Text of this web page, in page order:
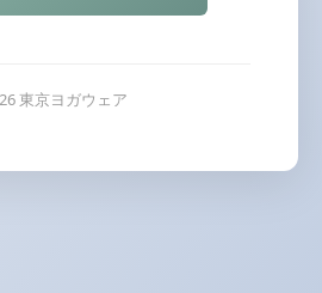
東京ヨガウェア